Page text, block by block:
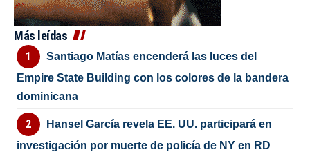
Más leídas
Santiago Matías encenderá las luces del
Empire State Building con los colores de la bandera
dominicana
Hansel García revela EE. UU. participará en
investigación por muerte de policía de NY en RD